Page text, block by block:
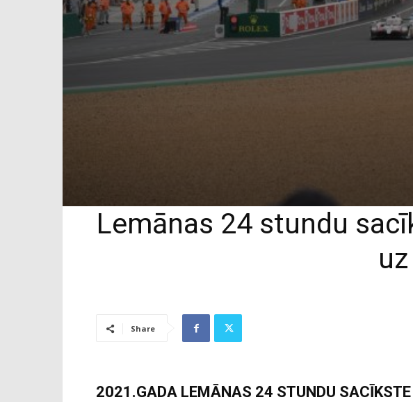
Lemānas 24 stundu
Share
2021.GADA LEMĀNAS 24 STUNDU